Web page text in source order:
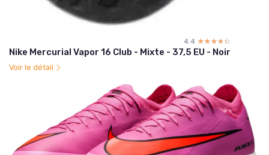
4.4 ☆☆☆☆☆
★★★★★
Nike Mercurial Vapor 16 Club - Mixte - 37,5 EU - Noir
Voir le détail